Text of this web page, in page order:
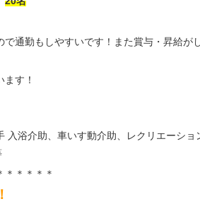
で通勤もしやすいです！また賞与・昇給が
す！
入浴介助、車いす動介助、レクリエーショ
＊＊＊＊＊